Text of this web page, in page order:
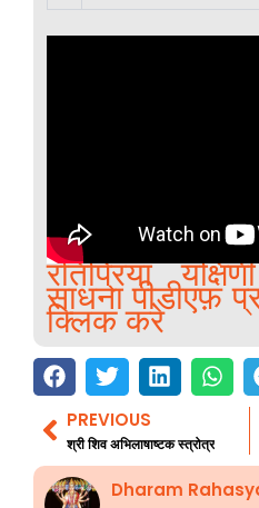
रतिप्रिया
साधना पीडीएफ़
क्लिक करे
Prev
PREVIOUS
श्री शिव अभिलाषाष्टक स्त्रोत्र
Dharam